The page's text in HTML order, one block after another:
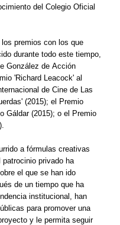
del Colegio Oficial
los premios con los que
durante todo este tiempo,
González de Acción
'Richard Leacock' al
de Cine de Las
(2015); el Premio
Gáldar (2015); o el Premio
a fórmulas creativas
patrocinio privado ha
el que se han ido
de un tiempo que ha
institucional, han
para promover una
y le permita seguir